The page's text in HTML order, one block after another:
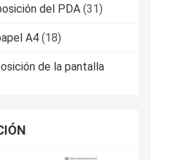
del PDA (31)
A4 (18)
de la pantalla